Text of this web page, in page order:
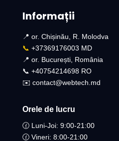
Informații
📍 or. Chișinău, R. Molodva
📞 +37369176003 MD
📍 or. București, România
📞 +40754214698 RO​
✉️ contact@webtech.md
Orele de lucru
🕜 Luni-Joi: 9:00-21:00
🕜 Vineri: 8:00-21:00